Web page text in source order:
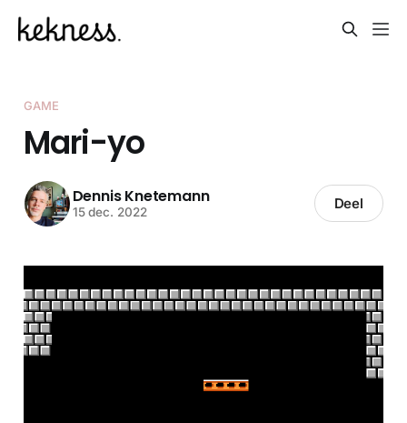
GAME
Mari-yo
Dennis Knetemann
15 dec. 2022 Deel